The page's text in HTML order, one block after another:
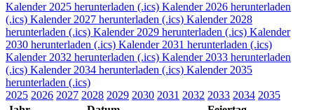
Kalender 2025 herunterladen (.ics) Kalender 2026 herunterladen
(.ics) Kalender 2027 herunterladen (.ics) Kalender 2028
herunterladen (.ics) Kalender 2029 herunterladen (.ics) Kalender
2030 herunterladen (.ics) Kalender 2031 herunterladen (.ics)
Kalender 2032 herunterladen (.ics) Kalender 2033 herunterladen
(.ics) Kalender 2034 herunterladen (.ics) Kalender 2035
herunterladen (.ics)
2025 2026 2027 2028 2029 2030 2031 2032 2033 2034 2035